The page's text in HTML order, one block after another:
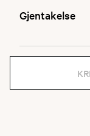
Gjentakelse